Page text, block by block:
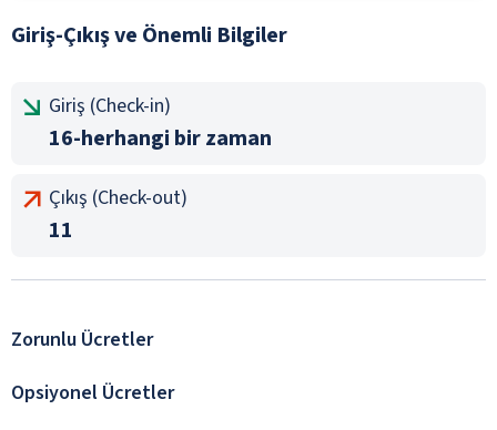
Giriş-Çıkış ve Önemli Bilgiler
Giriş (Check-in)
16-herhangi bir zaman
Çıkış (Check-out)
11
Zorunlu Ücretler
Opsiyonel Ücretler